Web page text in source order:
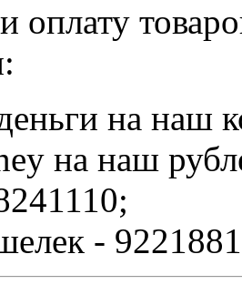
оплату
на наш
на наш
-